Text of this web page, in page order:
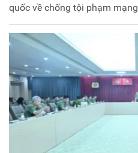
quốc về chống tội phạm mạng